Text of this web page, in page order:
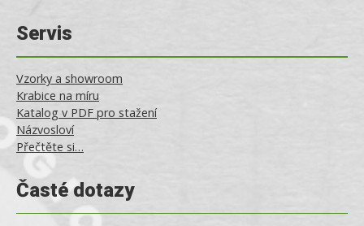
Servis
Vzorky a showroom
Krabice na míru
Katalog v PDF pro stažení
Názvosloví
Přečtěte si…
Časté dotazy